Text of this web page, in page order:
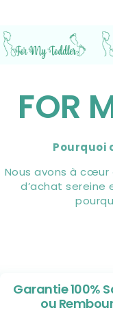
FOR
Pourquoi
Nous avons à cœur
d’achat sereine
Garantie 100%
ou